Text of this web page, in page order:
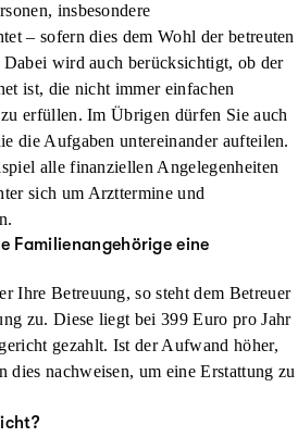
insbesondere
– sofern dies dem Wohl der betreuten
wird auch berücksichtigt, ob der
ist, die nicht immer einfachen
erfüllen. Im Übrigen dürfen Sie auch
die Aufgaben untereinander aufteilen.
alle finanziellen Angelegenheiten
sich um Arzttermine und
Familienangehörige eine
Ihre Betreuung, so steht dem Betreuer
zu. Diese liegt bei 399 Euro pro Jahr
gezahlt. Ist der Aufwand höher,
dies nachweisen, um eine Erstattung zu